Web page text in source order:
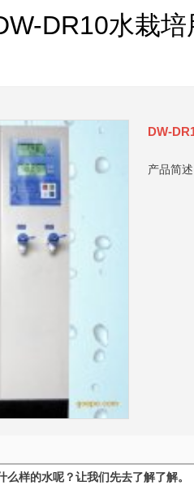
DR10水栽培
DW-
产品简
么样的水呢？让我们先去了解了解。